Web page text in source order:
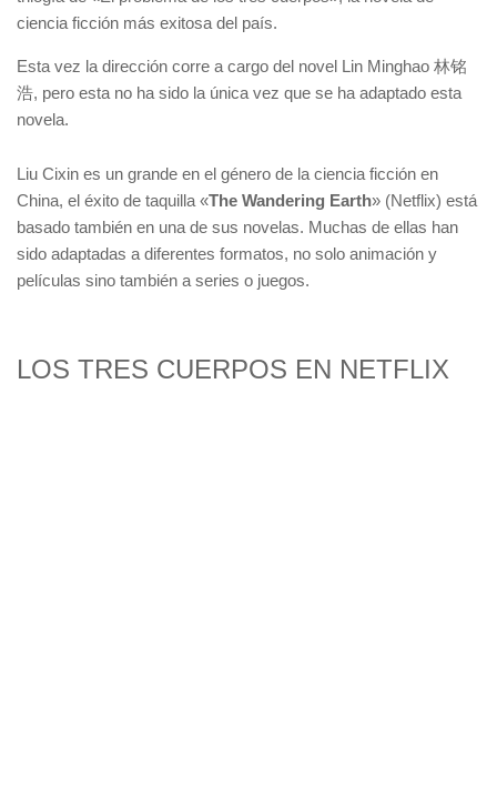
ciencia ficción más exitosa del país.
Esta vez la dirección corre a cargo del novel Lin Minghao 林铭
浩, pero esta no ha sido la única vez que se ha adaptado esta
novela.
Liu Cixin es un grande en el género de la ciencia ficción en
China, el éxito de taquilla «The Wandering Earth» (Netflix) está
basado también en una de sus novelas. Muchas de ellas han
sido adaptadas a diferentes formatos, no solo animación y
películas sino también a series o juegos.
LOS TRES CUERPOS EN NETFLIX